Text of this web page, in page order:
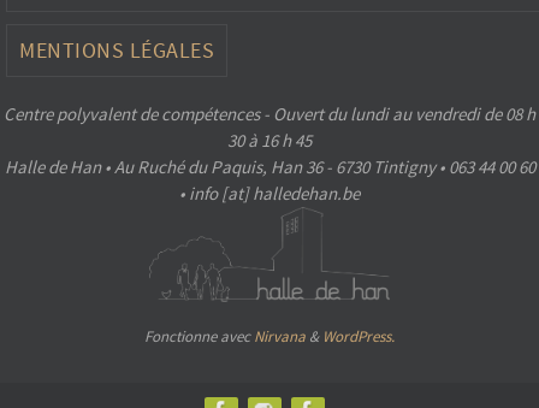
MENTIONS LÉGALES
Centre polyvalent de compétences - Ouvert du lundi au vendredi de 08 h
30 à 16 h 45
Halle de Han • Au Ruché du Paquis, Han 36 - 6730 Tintigny • 063 44 00 60
• info [at] halledehan.be
Fonctionne avecNirvana & WordPress.